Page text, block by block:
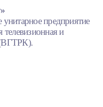
унитарное предприятие
телевизионная и
(ВГТРК).